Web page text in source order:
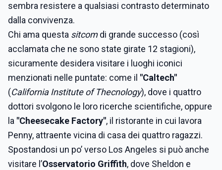
sembra resistere a qualsiasi contrasto determinato
dalla convivenza.
Chi ama questa sitcomdi grande successo (così
acclamata che ne sono state girate 12 stagioni),
sicuramente desidera visitare i luoghi iconici
menzionati nelle puntate: come il "Caltech"
(California Institute of Thecnology), dove i quattro
dottori svolgono le loro ricerche scientifiche, oppure
la "Cheesecake Factory", il ristorante in cui lavora
Penny, attraente vicina di casa dei quattro ragazzi.
Spostandosi un po’ verso Los Angeles si può anche
visitare l’Osservatorio Griffith, dove Sheldon e